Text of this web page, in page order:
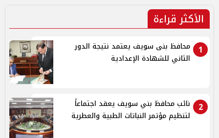
الأكثر قراءة
1
محافظ بنى سويف يعتمد نتيجة الدور
الثاني للشهادة الإعدادية
2
نائب محافظ بني سويف يعقد اجتماعاً
لتنظيم مؤتمر النباتات الطبية والعطرية